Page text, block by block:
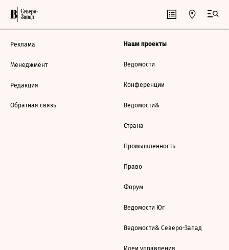
Реклама
Менеджмент
Редакция
Обратная связь
Наши проекты
Ведомости
Конференции
Ведомости&
Страна
Промышленность
Право
Форум
Ведомости Юг
Ведомости& Северо-Запад
Идеи управления